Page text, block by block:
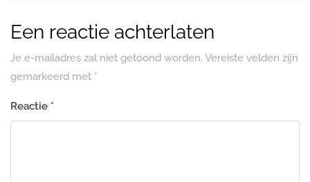
Een reactie achterlaten
Je e-mailadres zal niet getoond worden. Vereiste velden zijn
gemarkeerd met *
Reactie *